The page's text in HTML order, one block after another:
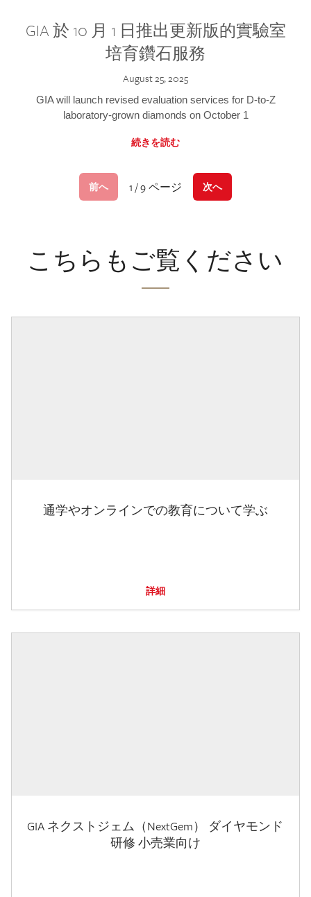
GIA 於 10 月 1 日推出更新版的實驗室
培育鑽石服務
August 25, 2025
GIA will launch revised evaluation services for D-to-Z
laboratory-grown diamonds on October 1
続きを読む
前へ 1 / 9 ページ 次へ
こちらもご覧ください
通学やオンラインでの教育について学ぶ
詳細
GIA ネクストジェム（NextGem） ダイヤモンド
研修 小売業向け